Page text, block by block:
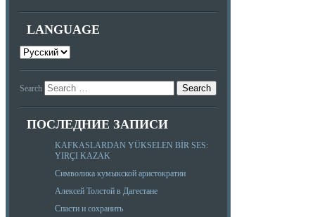
LANGUAGE
Search
ПОСЛЕДНИЕ ЗАПИСИ
KAFKASLARDAN YÜKSELEN BİR SES:
YIRÇI KAZAK
Символика кумыкской аристократии
Алексей Толстой в Дагестане
Спасти и сохранить